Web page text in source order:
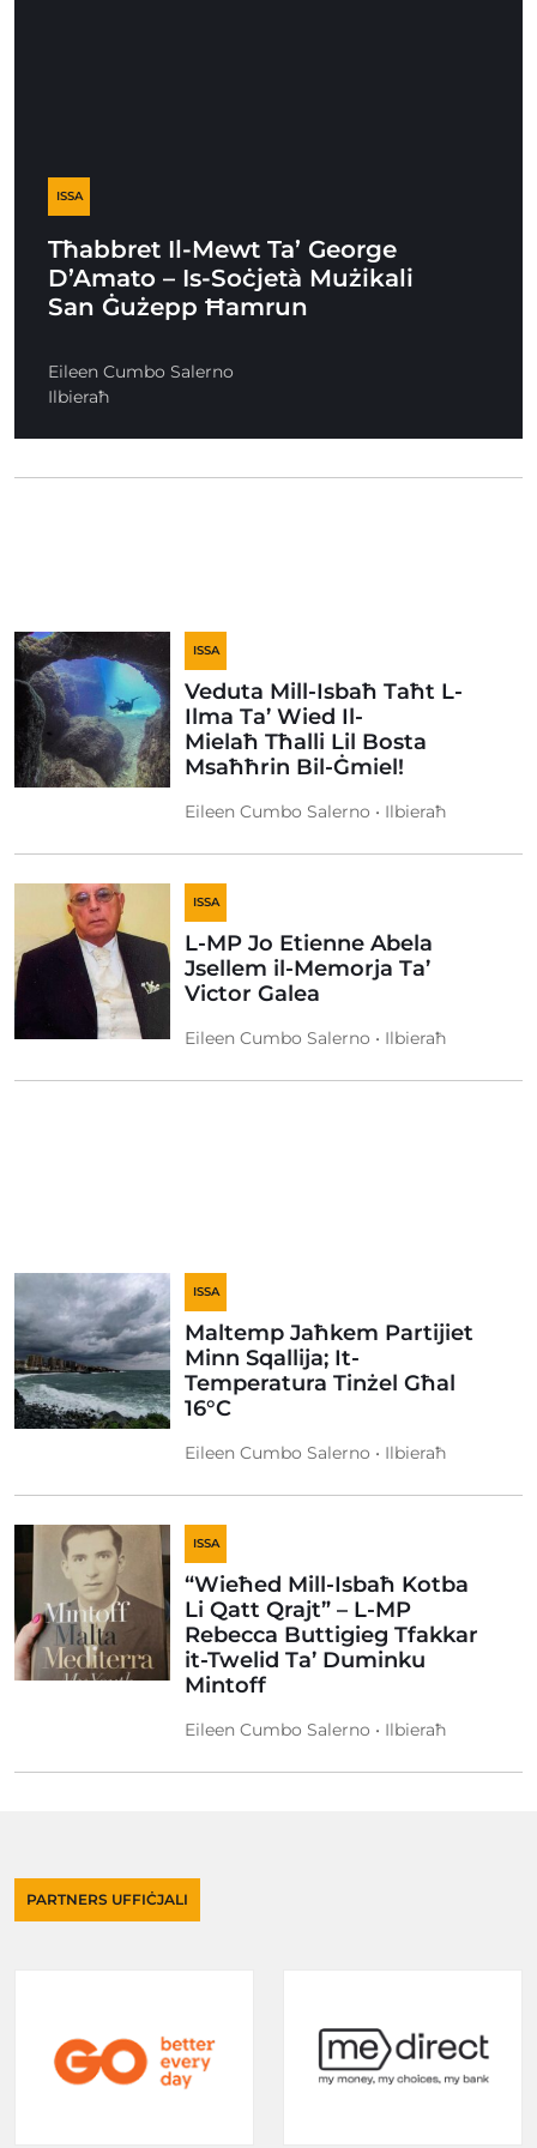
ISSA
Tħabbret Il-Mewt Ta’ George
D’Amato – Is-Soċjetà Mużikali
San Ġużepp Ħamrun
Eileen Cumbo Salerno
Ilbieraħ
ISSA
Veduta Mill-Isbaħ Taħt L-
Ilma Ta’ Wied Il-
Mielaħ Tħalli Lil Bosta
Msaħħrin Bil-Ġmiel!
Eileen Cumbo Salerno • Ilbieraħ
ISSA
L-MP Jo Etienne Abela
Jsellem il-Memorja Ta’
Victor Galea
Eileen Cumbo Salerno • Ilbieraħ
ISSA
Maltemp Jaħkem Partijiet
Minn Sqallija; It-
Temperatura Tinżel Għal
16°C
Eileen Cumbo Salerno • Ilbieraħ
ISSA
“Wieħed Mill-Isbaħ Kotba
Li Qatt Qrajt” – L-MP
Rebecca Buttigieg Tfakkar
it-Twelid Ta’ Duminku
Mintoff
Eileen Cumbo Salerno • Ilbieraħ
PARTNERS UFFIĊJALI